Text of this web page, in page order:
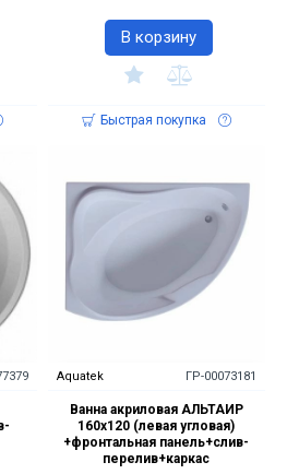
В корзину
Быстрая покупка
Aquatek ГР-00073181
Ванна акриловая АЛЬТАИР
160х120 (левая угловая)
+фронтальная панель+слив-
перелив+каркас